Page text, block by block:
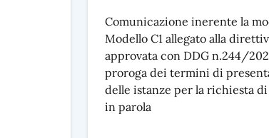
Comunicazione inerente la
Modello C1 allegato alla
approvata con DDG n.244/
proroga dei termini di
delle istanze per la richiesta
in parola